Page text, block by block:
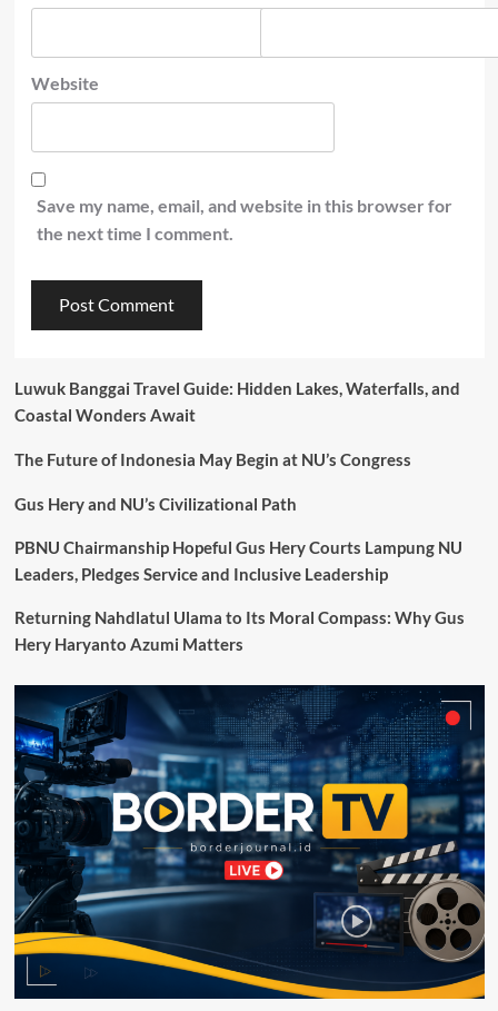
Website
Save my name, email, and website in this browser for
the next time I comment.
Luwuk Banggai Travel Guide: Hidden Lakes, Waterfalls, and
Coastal Wonders Await
The Future of Indonesia May Begin at NU’s Congress
Gus Hery and NU’s Civilizational Path
PBNU Chairmanship Hopeful Gus Hery Courts Lampung NU
Leaders, Pledges Service and Inclusive Leadership
Returning Nahdlatul Ulama to Its Moral Compass: Why Gus
Hery Haryanto Azumi Matters